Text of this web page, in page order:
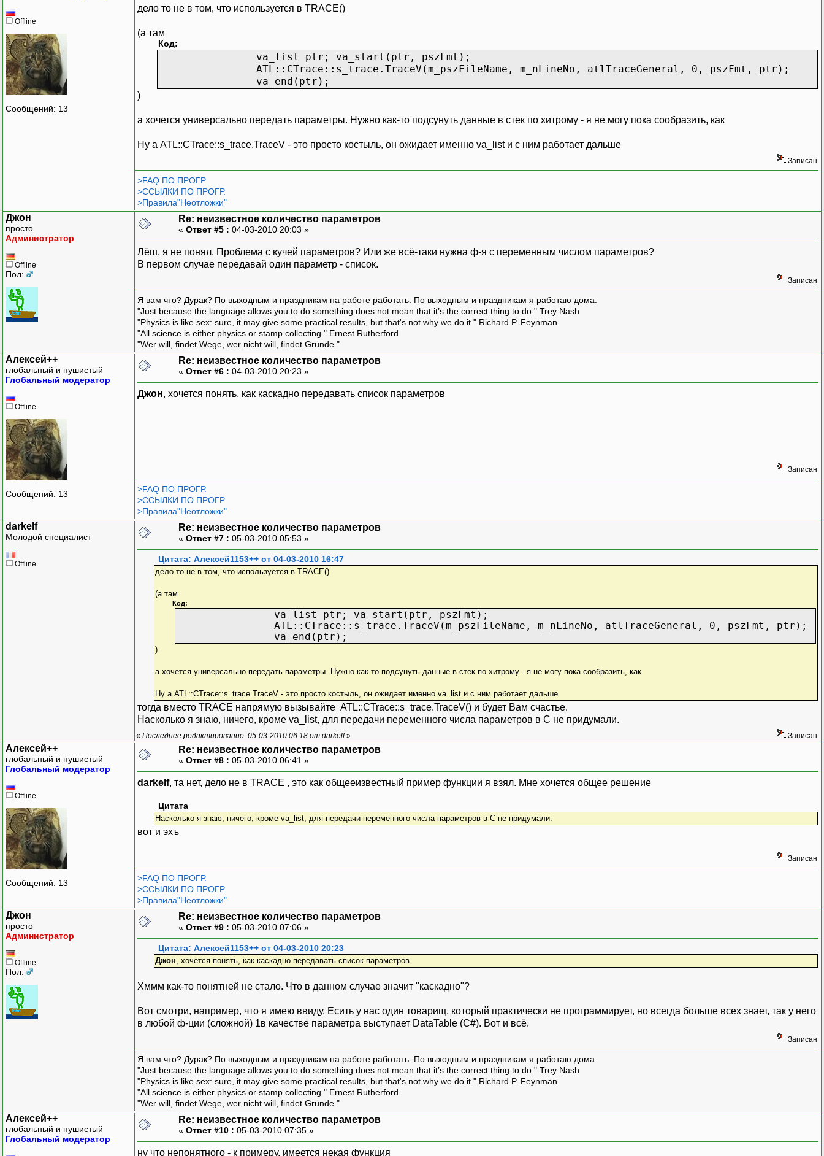
Offline
Сообщений: 13
дело то не в том, что используется в TRACE()
(а там
Код:
va_list ptr; va_start(ptr, pszFmt);
ATL::CTrace::s_trace.TraceV(m_pszFileName, m_nLineNo, atlTraceGeneral, 0, pszFmt, ptr);
va_end(ptr);
)
а хочется универсально передать параметры. Нужно как-то подсунуть данные в стек по хитрому - я не могу пока сообразить, как
Ну а ATL::CTrace::s_trace.TraceV - это просто костыль, он ожидает именно va_list и с ним работает дальше
Записан
>FAQ ПО ПРОГР.
>ССЫЛКИ ПО ПРОГР.
>Правила"Неотложки"
Джон
просто
Администратор
Offline
Пол:
Re: неизвестное количество параметров
« Ответ #5 : 04-03-2010 20:03 »
Лёш, я не понял. Проблема с кучей параметров? Или же всё-таки нужна ф-я с переменным числом параметров?
В первом случае передавай один параметр - список.
Записан
Я вам что? Дурак? По выходным и праздникам на работе работать. По выходным и праздникам я работаю дома.
"Just because the language allows you to do something does not mean that it’s the correct thing to do." Trey Nash
"Physics is like sex: sure, it may give some practical results, but that's not why we do it." Richard P. Feynman
"All science is either physics or stamp collecting." Ernest Rutherford
"Wer will, findet Wege, wer nicht will, findet Gründe."
Алексей++
глобальный и пушистый
Глобальный модератор
Offline
Сообщений: 13
Re: неизвестное количество параметров
« Ответ #6 : 04-03-2010 20:23 »
Джон, хочется понять, как каскадно передавать список параметров
Записан
>FAQ ПО ПРОГР.
>ССЫЛКИ ПО ПРОГР.
>Правила"Неотложки"
darkelf
Молодой специалист
Offline
Re: неизвестное количество параметров
« Ответ #7 : 05-03-2010 05:53 »
Цитата: Алексей1153++ от 04-03-2010 16:47
дело то не в том, что используется в TRACE()
(а там
Код:
va_list ptr; va_start(ptr, pszFmt);
ATL::CTrace::s_trace.TraceV(m_pszFileName, m_nLineNo, atlTraceGeneral, 0, pszFmt, ptr);
va_end(ptr);
)
а хочется универсально передать параметры. Нужно как-то подсунуть данные в стек по хитрому - я не могу пока сообразить, как
Ну а ATL::CTrace::s_trace.TraceV - это просто костыль, он ожидает именно va_list и с ним работает дальше
тогда вместо TRACE напрямую вызывайте ATL::CTrace::s_trace.TraceV() и будет Вам счастье.
Насколько я знаю, ничего, кроме va_list, для передачи переменного числа параметров в C не придумали.
« Последнее редактирование: 05-03-2010 06:18 от darkelf» Записан
Алексей++
глобальный и пушистый
Глобальный модератор
Offline
Сообщений: 13
Re: неизвестное количество параметров
« Ответ #8 : 05-03-2010 06:41 »
darkelf, та нет, дело не в TRACE , это как общееизвестный пример функции я взял. Мне хочется общее решение
Цитата
Насколько я знаю, ничего, кроме va_list, для передачи переменного числа параметров в C не придумали.
вот и эхъ
Записан
>FAQ ПО ПРОГР.
>ССЫЛКИ ПО ПРОГР.
>Правила"Неотложки"
Джон
просто
Администратор
Offline
Пол:
Re: неизвестное количество параметров
« Ответ #9 : 05-03-2010 07:06 »
Цитата: Алексей1153++ от 04-03-2010 20:23
Джон , хочется понять, как каскадно передавать список параметров
Хммм как-то понятней не стало. Что в данном случае значит "каскадно"?
Вот смотри, например, что я имею ввиду. Есить у нас один товарищ, который практически не программирует, но всегда больше всех знает, так у него
в любой ф-ции (сложной) 1в качестве параметра выступает DataTable (C#). Вот и всё.
Записан
Я вам что? Дурак? По выходным и праздникам на работе работать. По выходным и праздникам я работаю дома.
"Just because the language allows you to do something does not mean that it’s the correct thing to do." Trey Nash
"Physics is like sex: sure, it may give some practical results, but that's not why we do it." Richard P. Feynman
"All science is either physics or stamp collecting." Ernest Rutherford
"Wer will, findet Wege, wer nicht will, findet Gründe."
Алексей++
глобальный и пушистый
Глобальный модератор
Re: неизвестное количество параметров
« Ответ #10 : 05-03-2010 07:35 »
ну что непонятного - к примеру, имеется некая функция